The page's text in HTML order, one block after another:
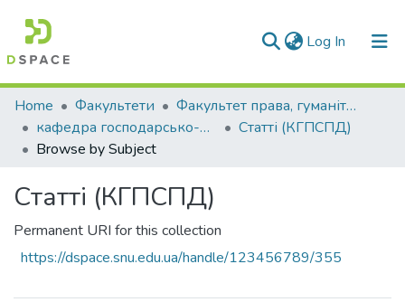
Log In (current)
Communities & Collections
All of DSpace
Home Факультети
Факультет права, гуманітарних і соціальних наук
кафедра господарсько-правових та суспільно-політичних дисциплін
Статті (КГПСПД)
Browse by Subject
Статті (КГПСПД)
Permanent URI for this collection
https://dspace.snu.edu.ua/handle/123456789/355